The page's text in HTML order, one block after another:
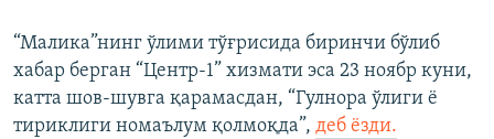
“Малика”нинг ўлими тўғрисида биринчи бўлиб
хабар берган “Центр-1” хизмати эса 23 ноябр куни,
катта шов-шувга қарамасдан, “Гулнора ўлиги ё
тириклиги номаълум қолмоқда”, деб ёзди.